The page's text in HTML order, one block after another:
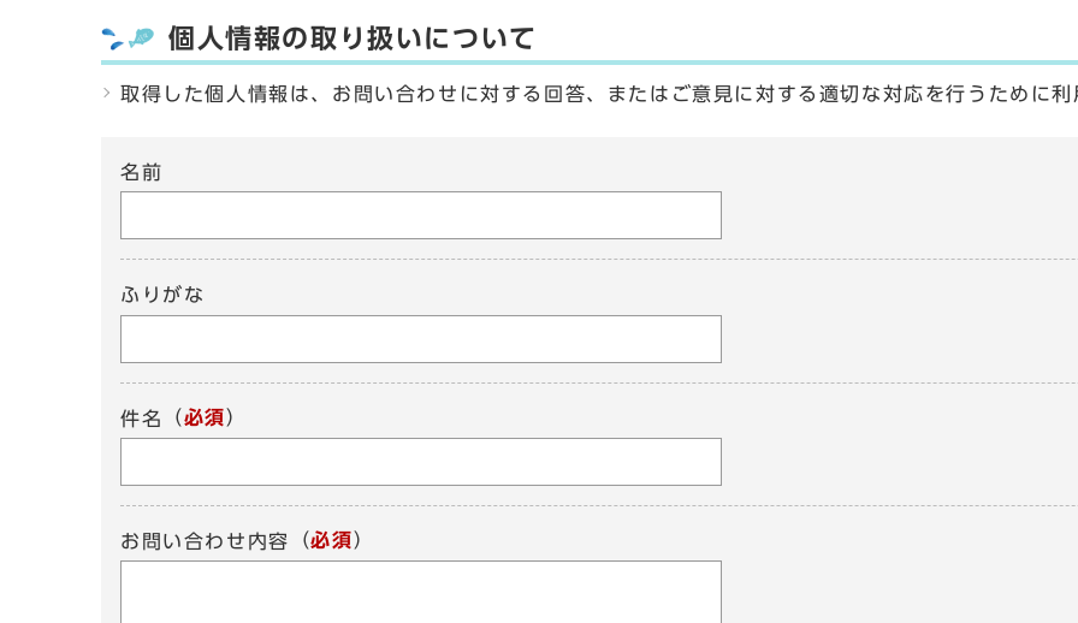
個人情報の取り扱いについて
取得した個人情報は、お問い合わせに対する回答、またはご意見に対する適切な対応を行うために
名前
ふりがな
件名 （必須）
お問い合わせ内容 （必須）